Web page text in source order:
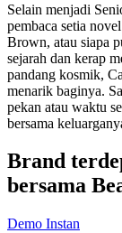
Selain menjadi
pembaca setia
Brown, atau siapa
sejarah dan kerap
pandang kosmik,
menarik baginya.
pekan atau waktu
bersama
Brand
bersama
Demo Instan